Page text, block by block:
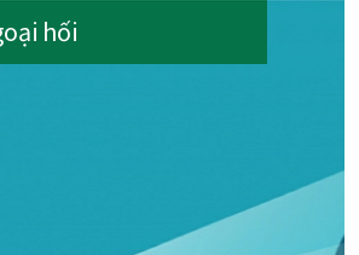
hối